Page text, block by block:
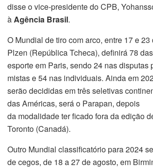
disse o vice-presidente do CPB,
àAgência Brasil.
O Mundial de tiro com arco, entre 17 e
Plzen (República Tcheca), definirá 78
esporte em Paris, sendo 24 nas disputas
mistas e 54 nas individuais. Ainda em
serão decididas em três seletivas
das Américas, será o Parapan, depois
da modalidade ter ficado fora da edição
Toronto (Canadá).
Outro Mundial classificatório para 2024
de cegos, de 18 a 27 de agosto, em